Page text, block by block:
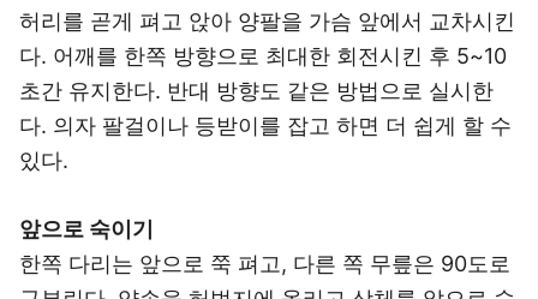
허리를 곧게 펴고 앉아 양팔을 가슴 앞에서 교차시킨
다. 어깨를 한쪽 방향으로 최대한 회전시킨 후 5~10
초간 유지한다. 반대 방향도 같은 방법으로 실시한
다. 의자 팔걸이나 등받이를 잡고 하면 더 쉽게 할 수
있다.
앞으로 숙이기
한쪽 다리는 앞으로 쭉 펴고, 다른 쪽 무릎은 90도로